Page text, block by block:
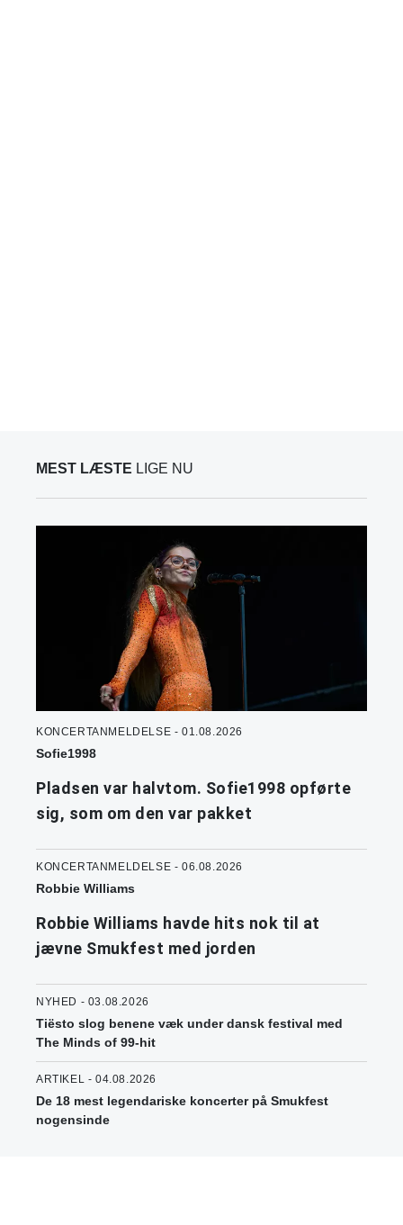
MEST LÆSTE LIGE NU
KONCERTANMELDELSE - 01.08.2026
Sofie1998
Pladsen var halvtom. Sofie1998 opførte
sig, som om den var pakket
KONCERTANMELDELSE - 06.08.2026
Robbie Williams
Robbie Williams havde hits nok til at
jævne Smukfest med jorden
NYHED - 03.08.2026
Tiësto slog benene væk under dansk festival med
The Minds of 99-hit
ARTIKEL - 04.08.2026
De 18 mest legendariske koncerter på Smukfest
nogensinde